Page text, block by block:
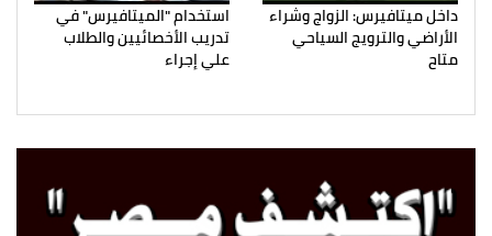
داخل ميتافيرس: الزواج وشراء
الأراضي والترويج السياحي
متاح
استخدام "الميتافيرس" في
تدريب الأخصائيين والطلاب
علي إجراء